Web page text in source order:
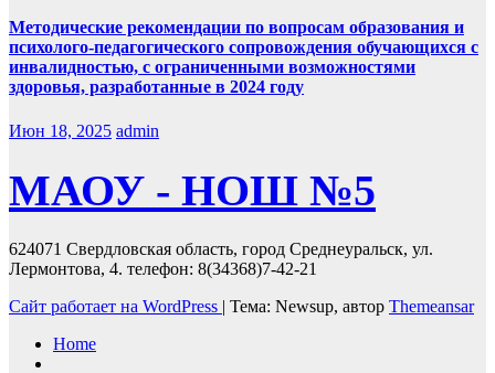
Методические рекомендации по вопросам образования и
психолого-педагогического сопровождения обучающихся с
инвалидностью, с ограниченными возможностями
здоровья, разработанные в 2024 году
Июн 18, 2025 admin
МАОУ - НОШ №5
624071 Свердловская область, город Среднеуральск, ул.
Лермонтова, 4. телефон: 8(34368)7-42-21
Сайт работает на WordPress | Тема: Newsup, автор Themeansar
Home